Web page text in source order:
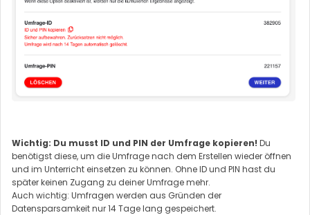
Wichtig: Du musst ID und PIN der Umfrage kopieren! Du
benötigst diese, um die Umfrage nach dem Erstellen wieder öffnen
und im Unterricht einsetzen zu können. Ohne ID und PIN hast du
später keinen Zugang zu deiner Umfrage mehr.
Auch wichtig: Umfragen werden aus Gründen der
Datensparsamkeit nur 14 Tage lang gespeichert.